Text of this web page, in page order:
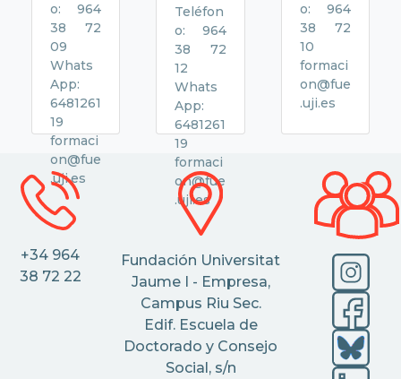
o: 964
38 72
09
Whats
App:
6481261
19
formaci
on@fue
.uji.es
Teléfon
o: 964
38 72
12
Whats
App:
6481261
19
formaci
on@fue
.uji.es
o: 964
38 72
10
formaci
on@fue
.uji.es
+34 964
38 72 22
Fundación Universitat
Jaume I - Empresa,
Campus Riu Sec.
Edif. Escuela de
Doctorado y Consejo
Social, s/n